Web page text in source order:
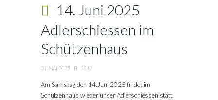
14. Juni 2025
Adlerschiessen im
Schützenhaus
31. MAI 2025 1842
Am Samstag den 14.Juni 2025 findet im
Schützenhaus wieder unser Adlerschiessen statt.